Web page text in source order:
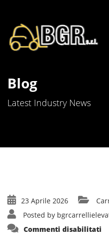
Blog
Latest Industry News
23 Aprile 2026
Posted by
Commenti disabilitati